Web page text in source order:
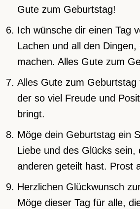
Gute zum Geburtstag!
Ich wünsche dir einen Tag
Lachen und all den Dingen,
machen. Alles Gute zum
Alles Gute zum Geburtstag
der so viel Freude und
bringt.
Möge dein Geburtstag ein
Liebe und des Glücks sein,
anderen geteilt hast. Prost
Herzlichen Glückwunsch
Möge dieser Tag für alle,